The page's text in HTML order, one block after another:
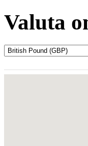
Valuta